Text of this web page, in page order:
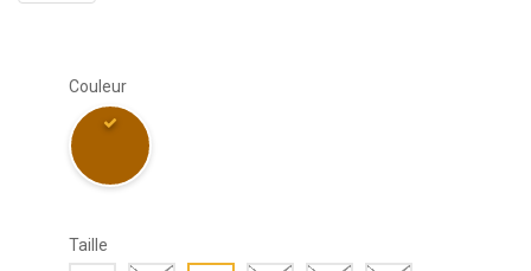
Couleur
Taille